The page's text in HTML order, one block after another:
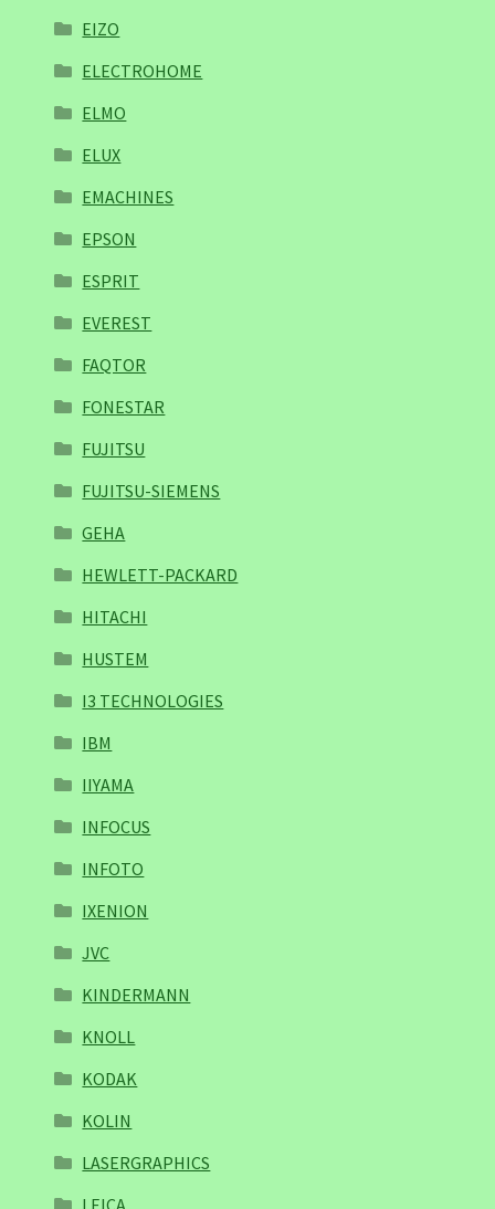
EIZO
ELECTROHOME
ELMO
ELUX
EMACHINES
EPSON
ESPRIT
EVEREST
FAQTOR
FONESTAR
FUJITSU
FUJITSU-SIEMENS
GEHA
HEWLETT-PACKARD
HITACHI
HUSTEM
I3 TECHNOLOGIES
IBM
IIYAMA
INFOCUS
INFOTO
IXENION
JVC
KINDERMANN
KNOLL
KODAK
KOLIN
LASERGRAPHICS